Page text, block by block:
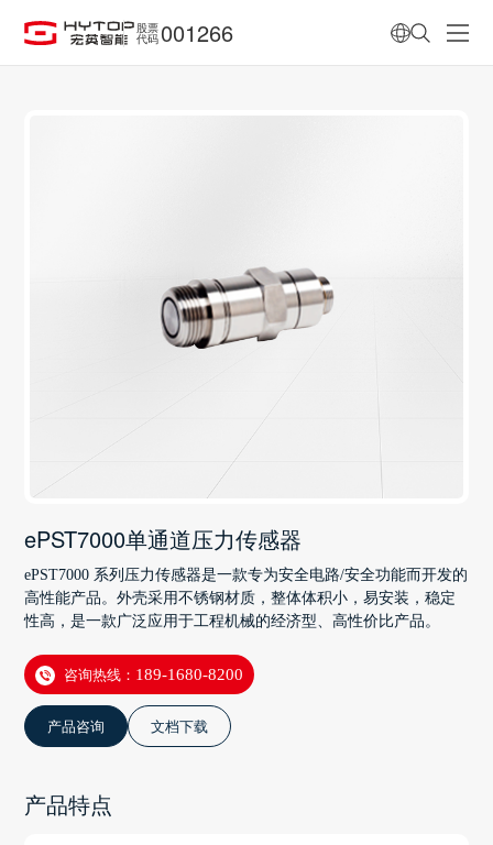
股票
代码 001266
ePST7000单通道压力传感器
ePST7000 系列压力传感器是一款专为安全电路/安全功能而开发的
高性能产品。外壳采用不锈钢材质，整体体积小，易安装，稳定
性高，是一款广泛应用于工程机械的经济型、高性价比产品。
咨询热线： 189-1680-8200
产品咨询 文档下载
产品特点